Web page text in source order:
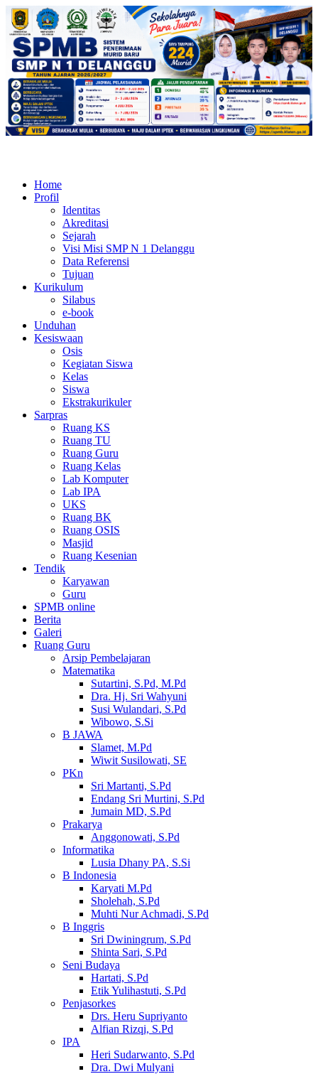
Home
Profil
Identitas
Akreditasi
Sejarah
Visi Misi SMP N 1 Delanggu
Data Referensi
Tujuan
Kurikulum
Silabus
e-book
Unduhan
Kesiswaan
Osis
Kegiatan Siswa
Kelas
Siswa
Ekstrakurikuler
Sarpras
Ruang KS
Ruang TU
Ruang Guru
Ruang Kelas
Lab Komputer
Lab IPA
UKS
Ruang BK
Ruang OSIS
Masjid
Ruang Kesenian
Tendik
Karyawan
Guru
SPMB online
Berita
Galeri
Ruang Guru
Arsip Pembelajaran
Matematika
Sutartini, S.Pd, M.Pd
Dra. Hj. Sri Wahyuni
Susi Wulandari, S.Pd
Wibowo, S.Si
B JAWA
Slamet, M.Pd
Wiwit Susilowati, SE
PKn
Sri Martanti, S.Pd
Endang Sri Murtini, S.Pd
Jumain MD, S.Pd
Prakarya
Anggonowati, S.Pd
Informatika
Lusia Dhany PA, S.Si
B Indonesia
Karyati M.Pd
Sholehah, S.Pd
Muhti Nur Achmadi, S.Pd
B Inggris
Sri Dwiningrum, S.Pd
Shinta Sari, S.Pd
Seni Budaya
Hartati, S.Pd
Etik Yulihastuti, S.Pd
Penjasorkes
Drs. Heru Supriyanto
Alfian Rizqi, S.Pd
IPA
Heri Sudarwanto, S.Pd
Dra. Dwi Mulyani